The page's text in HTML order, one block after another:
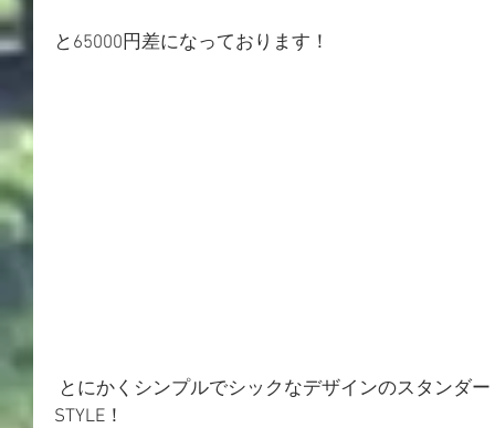
と65000円差になっております！
STYLE！